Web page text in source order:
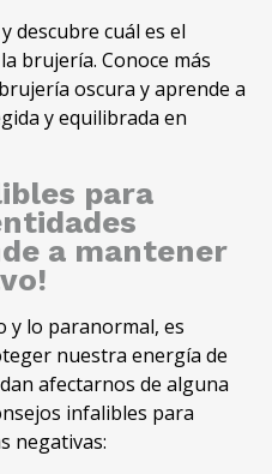
descubre cuál es el
brujería. Conoce más
oscura y aprende a
y equilibrada en
para
a mantener
y lo paranormal, es
nuestra energía de
afectarnos de alguna
infalibles para
negativas: